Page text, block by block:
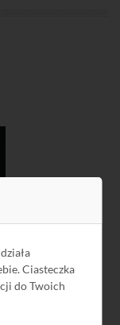
Ciasteczka
do Twoich